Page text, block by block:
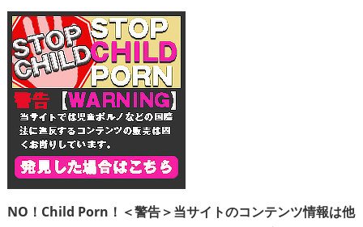
NO！Child Porn！＜警告＞当サイトのコンテンツ情報は他